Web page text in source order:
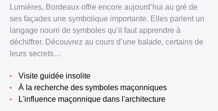
Lumières, Bordeaux offre encore aujourd’hui au gré de
ses façades une symbolique importante. Elles parlent un
langage nourri de symboles qu’il faut apprendre à
déchiffrer. Découvrez au cours d’une balade, certains de
leurs secrets…
visite guidée insolite
à la recherche des symboles maçonniques
l'influence maçonnique dans l'architecture